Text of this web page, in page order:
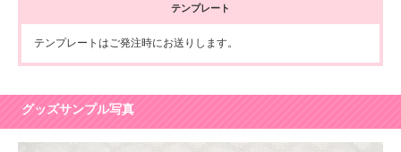
テンプレート
テンプレートはご発注時にお送りします。
グッズサンプル写真